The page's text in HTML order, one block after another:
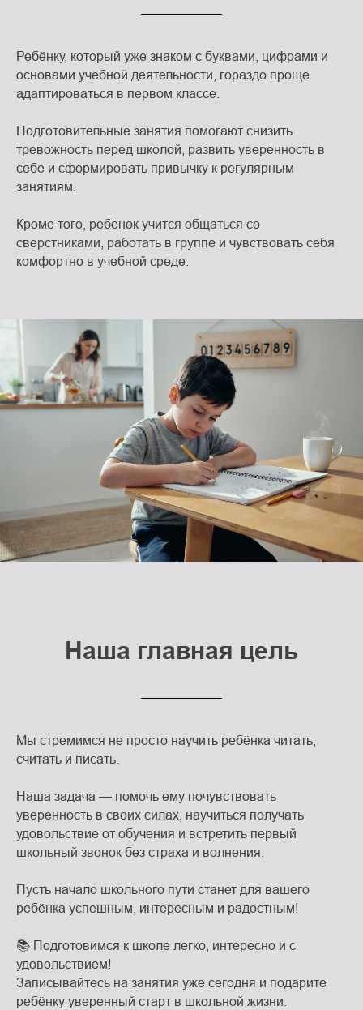
Ребёнку, который уже знаком с буквами, цифрами и
основами учебной деятельности, гораздо проще
адаптироваться в первом классе.
Подготовительные занятия помогают снизить
тревожность перед школой, развить уверенность в
себе и сформировать привычку к регулярным
занятиям.
Кроме того, ребёнок учится общаться со
сверстниками, работать в группе и чувствовать себя
комфортно в учебной среде.
Наша главная цель
Мы стремимся не просто научить ребёнка читать,
считать и писать.
Наша задача — помочь ему почувствовать
уверенность в своих силах, научиться получать
удовольствие от обучения и встретить первый
школьный звонок без страха и волнения.
Пусть начало школьного пути станет для вашего
ребёнка успешным, интересным и радостным!
📚 Подготовимся к школе легко, интересно и с
удовольствием!
Записывайтесь на занятия уже сегодня и подарите
ребёнку уверенный старт в школьной жизни.
Истоки на карте Подольска — Яндекс Карты